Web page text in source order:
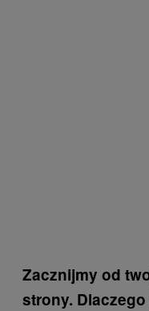
Zacznijmy od
strony.